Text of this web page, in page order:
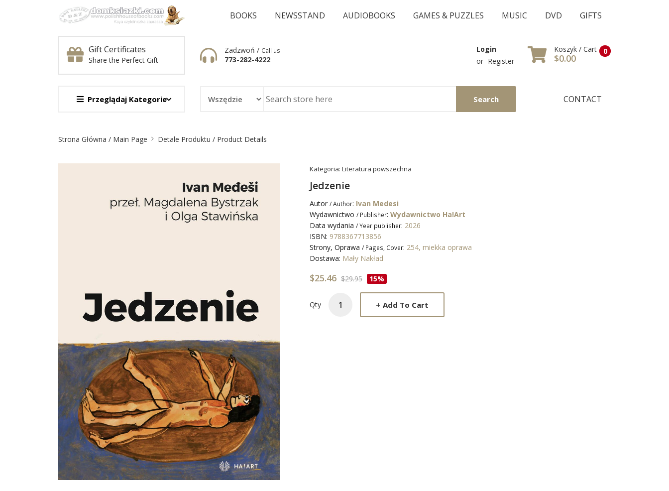
BOOKS NEWSSTAND AUDIOBOOKS GAMES & PUZZLES MUSIC DVD GIFTS
Gift Certificates
Share the Perfect Gift
Zadzwoń / Call us
773-282-4222
Login
or Register
0
Koszyk / Cart
$0.00
Przeglądaj Kategorie Search CONTACT
NawigacjaStrona Główna / Main Page Detale Produktu / Product Details
Kategoria: Literatura powszechna
Jedzenie
Autor / Author: Ivan Medesi
Wydawnictwo / Publisher: Wydawnictwo Ha!Art
Data wydania / Year publisher: 2026
ISBN: 9788367713856
Strony, Oprawa / Pages, Cover: 254, miekka oprawa
Dostawa: Mały Nakład
$25.46 $29.95 15%
Qty + Add To Cart